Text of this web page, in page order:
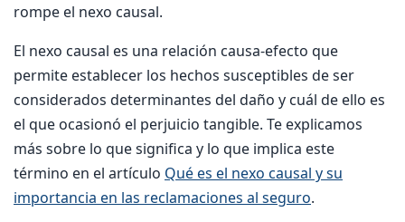
rompe el nexo causal.
El nexo causal es una relación causa-efecto que
permite establecer los hechos susceptibles de ser
considerados determinantes del daño y cuál de ello es
el que ocasionó el perjuicio tangible. Te explicamos
más sobre lo que significa y lo que implica este
término en el artículo Qué es el nexo causal y su
importancia en las reclamaciones al seguro.